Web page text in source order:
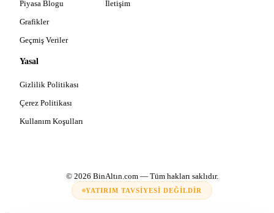
Piyasa Blogu
Grafikler
Geçmiş Veriler
İletişim
Yasal
Gizlilik Politikası
Çerez Politikası
Kullanım Koşulları
© 2026 BinAltın.com— Tüm hakları saklıdır.
YATIRIM TAVSIYESI DEĞILDIR